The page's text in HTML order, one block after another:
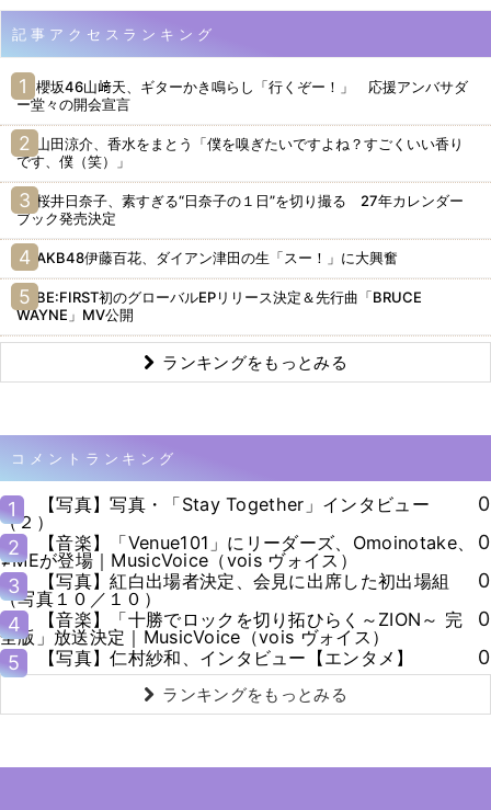
記事アクセスランキング
櫻坂46山﨑天、ギターかき鳴らし「行くぞー！」 応援アンバサダ
ー堂々の開会宣言
山田涼介、香水をまとう「僕を嗅ぎたいですよね？すごくいい香り
です、僕（笑）」
桜井日奈子、素すぎる“日奈子の１日”を切り撮る 27年カレンダー
ブック発売決定
AKB48伊藤百花、ダイアン津田の生「スー！」に大興奮
BE:FIRST初のグローバルEPリリース決定＆先行曲「BRUCE
WAYNE」MV公開
ランキングをもっとみる
コメントランキング
1
【写真】写真・「Stay Together」インタビュー
（２）
0
2
【音楽】「Venue101」にリーダーズ、Omoinotake、
≠MEが登場｜MusicVoice（vois ヴォイス）
0
3
【写真】紅白出場者決定、会見に出席した初出場組
（写真１０／１０）
0
4
【音楽】「十勝でロックを切り拓ひらく～ZION～ 完
全版」放送決定｜MusicVoice（vois ヴォイス）
0
5
【写真】仁村紗和、インタビュー【エンタメ】 0
ランキングをもっとみる